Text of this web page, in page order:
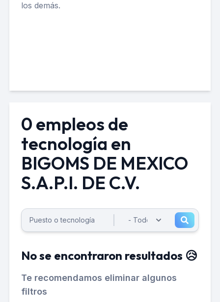
los demás.
0 empleos de
tecnología en
BIGOMS DE MEXICO
S.A.P.I. DE C.V.
No se encontraron resultados 😥
Te recomendamos eliminar algunos
filtros